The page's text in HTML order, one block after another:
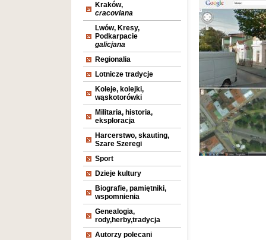
Kraków,
cracoviana
Lwów, Kresy,
Podkarpacie
galicjana
Regionalia
Lotnicze tradycje
Koleje, kolejki,
wąskotorówki
Militaria, historia,
eksploracja
Harcerstwo, skauting,
Szare Szeregi
Sport
Dzieje kultury
Biografie, pamiętniki,
wspomnienia
Genealogia,
rody,herby,tradycja
Autorzy polecani